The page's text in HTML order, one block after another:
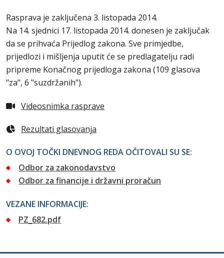
Rasprava je zaključena 3. listopada 2014.
Na 14. sjednici 17. listopada 2014. donesen je zaključak
da se prihvaća Prijedlog zakona. Sve primjedbe,
prijedlozi i mišljenja uputit će se predlagatelju radi
pripreme Konačnog prijedloga zakona (109 glasova
"za", 6 "suzdržanih").
Videosnimka rasprave
Rezultati glasovanja
O OVOJ TOČKI DNEVNOG REDA OČITOVALI SU SE:
Odbor za zakonodavstvo
Odbor za financije i državni proračun
VEZANE INFORMACIJE:
PZ_682.pdf